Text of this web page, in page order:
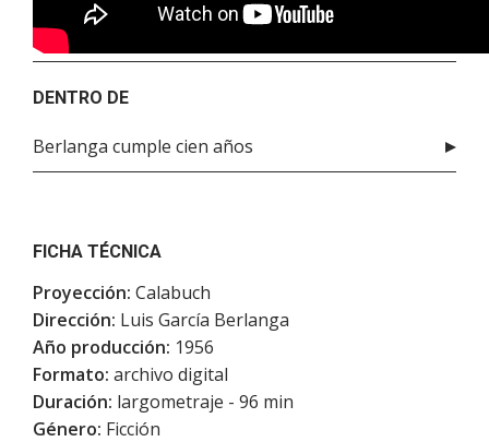
DENTRO DE
Berlanga cumple cien años
FICHA TÉCNICA
Proyección: Calabuch
Dirección: Luis García Berlanga
Año producción: 1956
Formato: archivo digital
Duración: largometraje - 96 min
Género: Ficción